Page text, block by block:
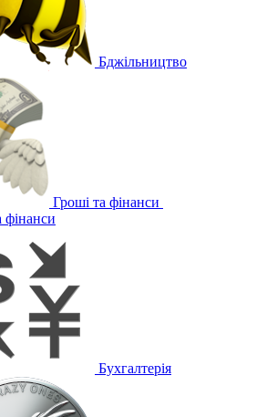
Бджільництво
Гроші та фінанси
фінанси
Бухгалтерія